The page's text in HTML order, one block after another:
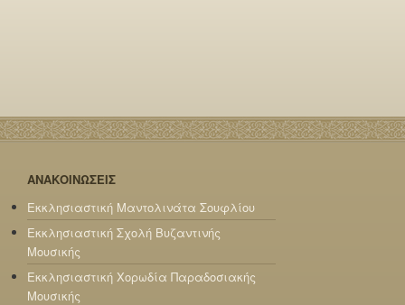
ΑΝΑΚΟΙΝΩΣΕΙΣ
Εκκλησιαστική Μαντολινάτα Σουφλίου
Εκκλησιαστική Σχολή Βυζαντινής
Μουσικής
Εκκλησιαστική Χορωδία Παραδοσιακής
Μουσικής